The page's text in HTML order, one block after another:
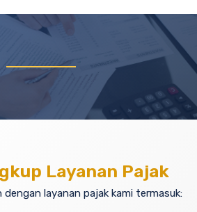
Layanan Pajak
dengan layanan pajak kami termasuk: